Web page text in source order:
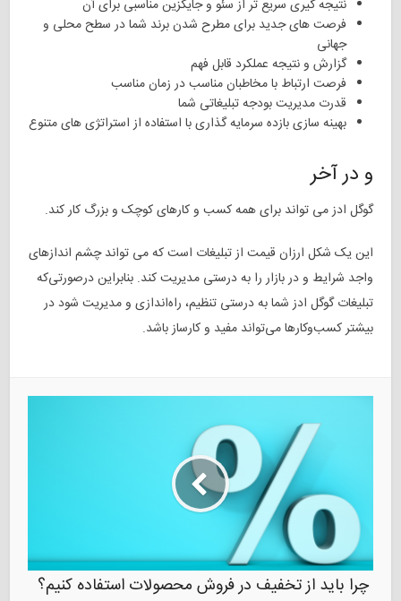
نتیجه گیری سریع تر از سئو و جایگزین مناسبی برای آن
فرصت های جدید برای مطرح شدن برند شما در سطح محلی و
جهانی
گزارش و نتیجه عملکرد قابل فهم
فرصت ارتباط با مخاطبان مناسب در زمان مناسب
قدرت مدیریت بودجه تبلیغاتی شما
بهینه سازی بازده سرمایه گذاری با استفاده از استراتژی های متنوع
و در آخر
گوگل ادز می تواند برای همه کسب و کارهای کوچک و بزرگ کار کند.
این یک شکل ارزان قیمت از تبلیغات است که می تواند چشم اندازهای
واجد شرایط و در بازار را به درستی مدیریت کند. بنابراین درصورتی‌که
تبلیغات گوگل ادز شما به‌ درستی تنظیم، راه‌اندازی و مدیریت شود در
بیشتر کسب‌وکارها می‌تواند مفید و کارساز باشد.
چرا باید از تخفیف در فروش محصولات استفاده کنیم؟